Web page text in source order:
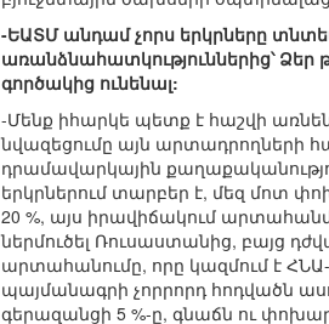
-ԵԱՏՄ անդամ չորս երկրները
առանձնահատկություններից՝ Ձեր
գործակից ունենալ:
-Մենք իհարկե պետք է հաշվի
նվազեցումը այն արտադրողների
դրամավարկային
երկրներում տարբեր է, մեզ մոտ
20 %, այս իրավիճակում
ներմուծել Ռուսաստանից, բայց
արտահանումը, որը կազմում է
պայմանագրի չորրորդ հոդվածն
գերազանցի 5 %-ը, գնաճն ու